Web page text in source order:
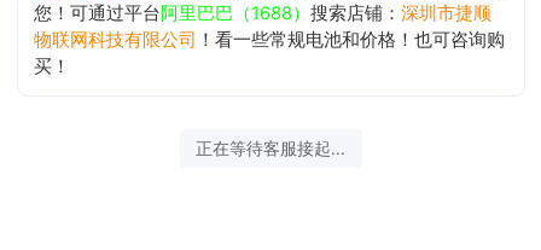
您！可通过平台阿里巴巴（1688）搜索店铺：深圳市捷顺
物联网科技有限公司 ！看一些常规电池和价格！也可咨询购
买！
正在等待客服接起...